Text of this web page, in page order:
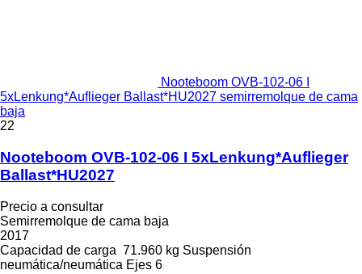
Nooteboom OVB-102-06 I
5xLenkung*Auflieger Ballast*HU2027 semirremolque de cama
baja
22
Nooteboom OVB-102-06 I 5xLenkung*Auflieger
Ballast*HU2027
Precio a consultar
Semirremolque de cama baja
2017
Capacidad de carga 71.960 kg Suspensión
neumática/neumática Ejes 6